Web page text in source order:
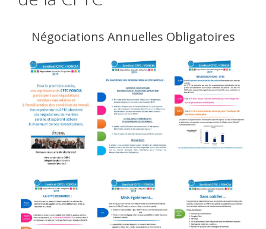
Négociations Annuelles Obligatoires